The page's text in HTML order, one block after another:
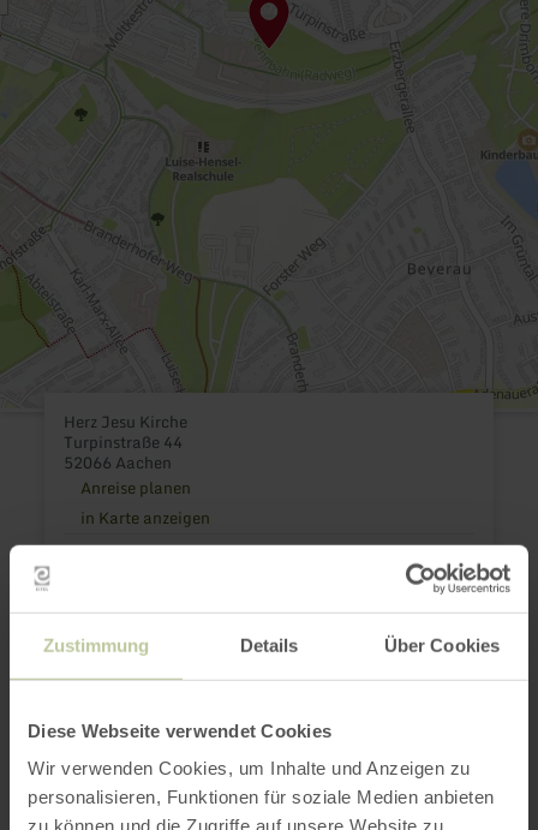
Zustimmung Details Über Cookies
Diese Webseite verwendet Cookies
Wir verwenden Cookies, um Inhalte und Anzeigen zu
personalisieren, Funktionen für soziale Medien anbieten
zu können und die Zugriffe auf unsere Website zu
Herz Jesu Kirche
Turpinstraße 44
52066 Aachen
Anreise planen
in Karte anzeigen
Das könnte auch